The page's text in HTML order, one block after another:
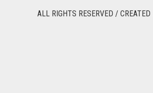
ALL RIGHTS RESERVED / CREATED